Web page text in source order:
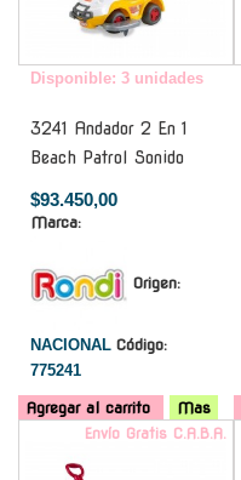
Disponible: 3 unidades
3241 Andador 2 En 1
Beach Patrol Sonido
$93.450,00
Marca:
Origen:
NACIONAL Código:
775241
Agregar al carrito Mas
Envío Gratis C.A.B.A.